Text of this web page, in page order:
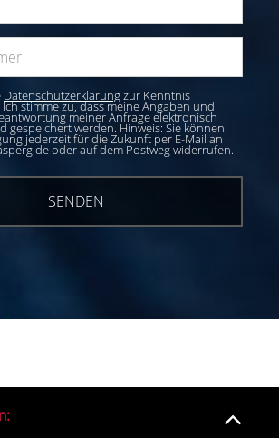
Datenschutzerklärungzur Kenntnis
stimme zu, dass meine Angaben und
meiner Anfrage elektronisch
gespeichert werden. Hinweis: Sie können
jederzeit für die Zukunft per E-Mail an
oder auf dem Postweg widerrufen.